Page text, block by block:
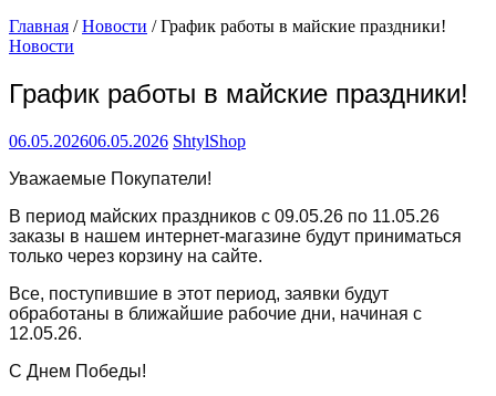
Главная /Новости / График работы в майские праздники!
Новости
График работы в майские праздники!
06.05.202606.05.2026 ShtylShop
Уважаемые Покупатели!
В период майских праздников с 09.05.26 по 11.05.26
заказы в нашем интернет-магазине будут приниматься
только через корзину на сайте.
Все, поступившие в этот период, заявки будут
обработаны в ближайшие рабочие дни, начиная с
12.05.26.
С Днем Победы!